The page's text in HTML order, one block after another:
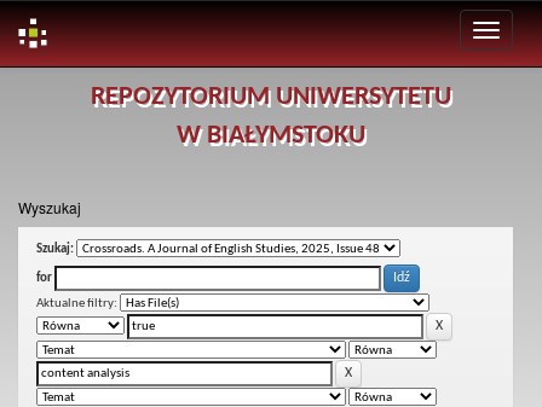
REPOZYTORIUM UNIWERSYTETU
W BIAŁYMSTOKU
Wyszukaj
Szukaj:
for
Aktualne filtry: